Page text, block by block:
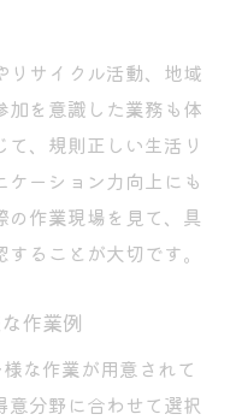
リサイクル活動、地域
加を意識した業務も体
、規則正しい生活リ
ーション力向上にも
作業現場を見て、具
ることが大切です。
作業例
な作業が用意されて
分野に合わせて選択